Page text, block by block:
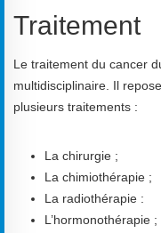
Traitement
Le traitement du cancer
multidisciplinaire. Il
plusieurs traitements :
La chirurgie ;
La chimiothérapie ;
La radiothérapie :
L’hormonothérapie ;